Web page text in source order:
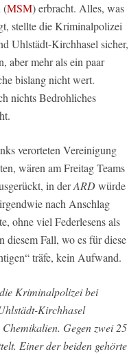
(MSM) erbracht. Alles, was
stellte die Kriminalpolizei
Uhlstädt-Kirchhasel sicher,
aber mehr als ein paar
bislang nicht wert.
nichts Bedrohliches
verorteten Vereinigung
wären am Freitag Teams
in derARDwürde
nach Anschlag
ohne viel Federlesens als
diesem Fall, wo es für diese
träfe, kein Aufwand.
Kriminalpolizei bei
Kirchhasel
Gegen zwei 25
Einer der beiden gehörte